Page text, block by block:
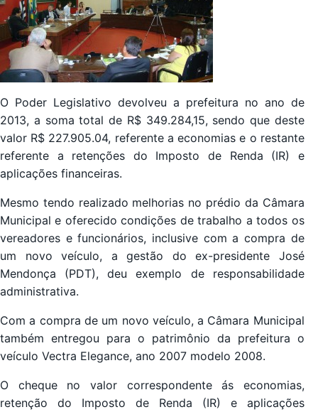
O Poder Legislativo devolveu a prefeitura no ano de
2013, a soma total de R$ 349.284,15, sendo que deste
valor R$ 227.905.04, referente a economias e o restante
referente a retenções do Imposto de Renda (IR) e
aplicações financeiras.
Mesmo tendo realizado melhorias no prédio da Câmara
Municipal e oferecido condições de trabalho a todos os
vereadores e funcionários, inclusive com a compra de
um novo veículo, a gestão do ex-presidente José
Mendonça (PDT), deu exemplo de responsabilidade
administrativa.
Com a compra de um novo veículo, a Câmara Municipal
também entregou para o patrimônio da prefeitura o
veículo Vectra Elegance, ano 2007 modelo 2008.
O cheque no valor correspondente ás economias,
retenção do Imposto de Renda (IR) e aplicações